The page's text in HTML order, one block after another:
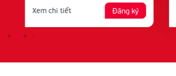
Xem chi tiết Đăng ký